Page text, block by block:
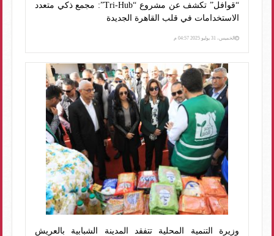
“قوافل” تكشف عن مشروع “Tri-Hub”: مجمع ذكي متعدد
الاستخدامات في قلب القاهرة الجديدة
الخميس، 31 يوليو 2025 04:57 م
وزيرة التنمية المحلية تتفقد المدينة الشبابية بالعريش